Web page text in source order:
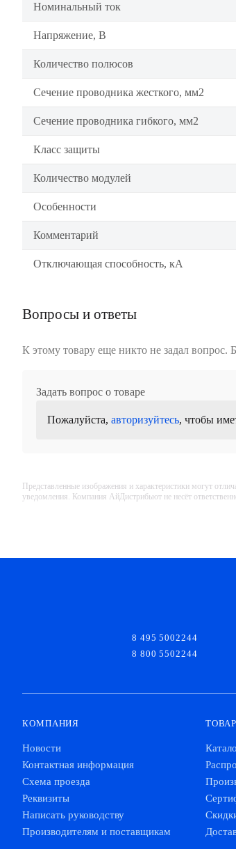
Номинальный ток
Напряжение, В
Количество полюсов
Сечение проводника жесткого, мм2
Сечение проводника гибкого, мм2
Класс защиты
Количество модулей
Особенности
Комментарий
Отключающая способность, кА
Вопросы и ответы
К этому товару еще никто не задал вопрос.
Задать вопрос о товаре
Пожалуйста, авторизуйтесь, чтобы
Представленные изображения и характеристики могут
уведомления. Компания АйДистрибьют не несёт
8 495 5002244
8 800 5502244
КОМПАНИЯ
Новости
Контактная информация
Схема проезда
Реквизиты
Написать руководству
Производителям и поставщикам